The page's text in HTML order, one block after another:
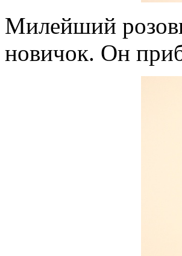
Милейший
новичок. Он